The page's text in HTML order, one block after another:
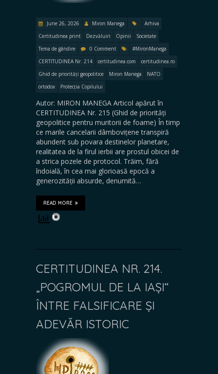
June 26, 2026 Miron Manega
Arhiva
Certitudinea print
Dezvăluiri Opinii
Societate
Tema de gândire
0 Comment
#MironManega
CERTITUDINEA Nr. 214
certitudinea.com
certitudinea.ro
Ghid de priorități geopolitice
Miron Manega
NATO
ortodox
Protecția Copilului
Autor: MIRON MANEGA Articol apărut în
CERTITUDINEA Nr. 215 (Ghid de priorități
geopolitice pentru muritorii de foame) În timp
ce marile cancelarii dâmbovițene transpiră
abundent sub povara destinelor planetare,
realitatea de la firul ierbii are prostul obicei de
a strica pozele de protocol. Trăim, fără
îndoială, în cea mai glorioasă epocă a
generozității absurde, denumită…
READ MORE
CERTITUDINEA NR. 214.
„POGROMUL DE LA IAȘI“
ÎNTRE FALSIFICARE ȘI
ADEVĂR ISTORIC